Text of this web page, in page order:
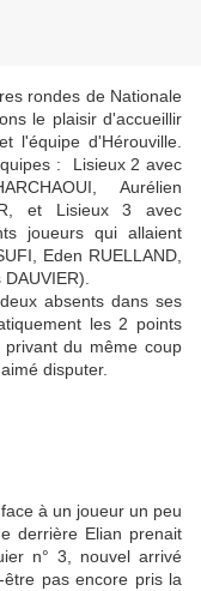
rondes de Nationale
le plaisir d'accueillir
l'équipe d'Hérouville.
: Lisieux 2 avec
Aurélien
et Lisieux 3 avec
joueurs qui allaient
Eden RUELLAND,
absents dans ses
les 2 points
du même coup
disputer.
à un joueur un peu
derrière Elian prenait
n° 3, nouvel arrivé
pas encore pris la